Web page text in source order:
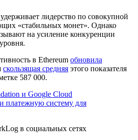
лидерство по совокупной
«стабильных монет». Однако
на усиление конкуренции
в Ethereum обновила
скользящая средняя этого показателя
587 000.
и Google Cloud
платежную систему для
в социальных сетях